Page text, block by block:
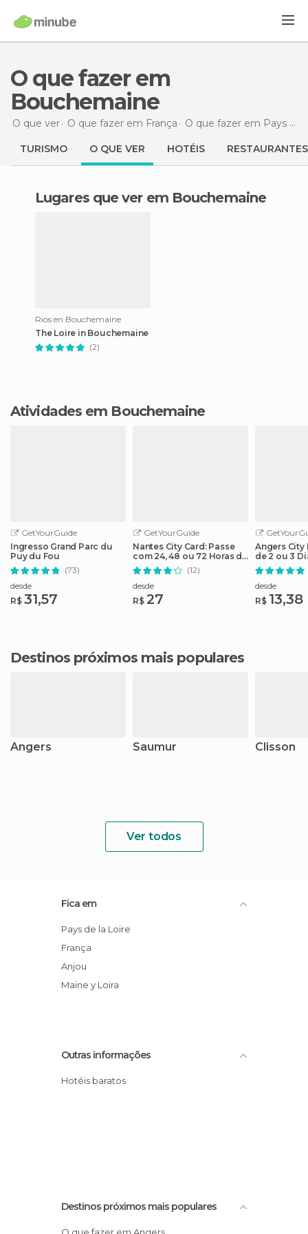
O que fazer em
Bouchemaine
O que ver O que fazer em França O que fazer em Pays de la Loire
TURISMO O QUE VER HOTÉIS RESTAURANTES
Lugares que ver em Bouchemaine
Rios en Bouchemaine
The Loire in Bouchemaine
(2)
Atividades em Bouchemaine
GetYourGuide
Ingresso Grand Parc du
Puy du Fou
(73)
desde
R$ 31,57
GetYourGuide
Nantes City Card: Passe
com 24, 48 ou 72 Horas de
Acesso
(12)
desde
R$ 27
Angers City
de 2 ou 3
Atrações
desde
R$ 13,38
Destinos próximos mais populares
Angers Saumur Clisson
Ver todos
Fica em
Pays de la Loire
França
Anjou
Maine y Loira
Outras informações
Hotéis baratos
Destinos próximos mais populares